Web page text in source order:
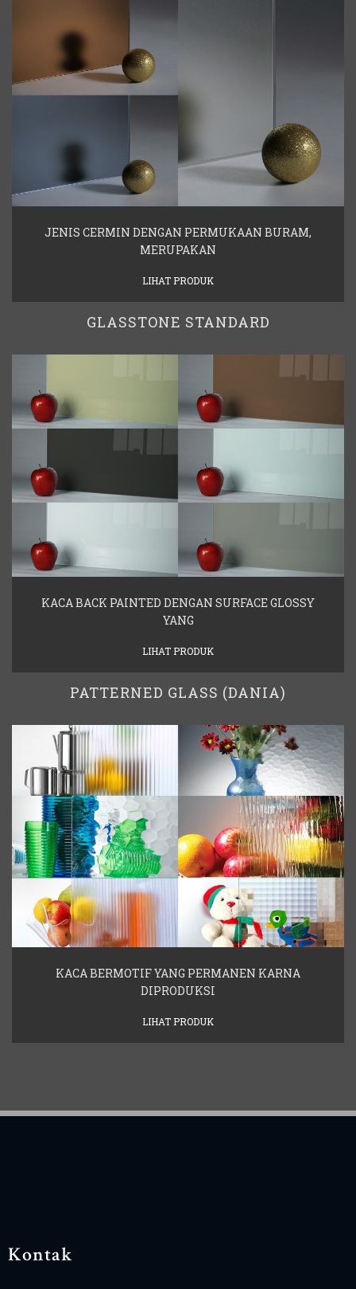
JENIS CERMIN DENGAN PERMUKAAN BURAM,
MERUPAKAN
LIHAT PRODUK
GLASSTONE STANDARD
KACA BACK PAINTED DENGAN SURFACE GLOSSY
YANG
LIHAT PRODUK
PATTERNED GLASS (DANIA)
KACA BERMOTIF YANG PERMANEN KARNA
DIPRODUKSI
LIHAT PRODUK
Kontak